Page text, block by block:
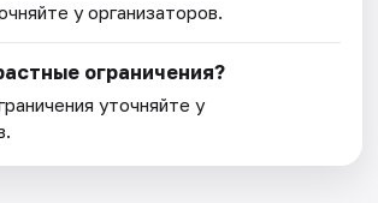
у организаторов.
ограничения?
уточняйте у